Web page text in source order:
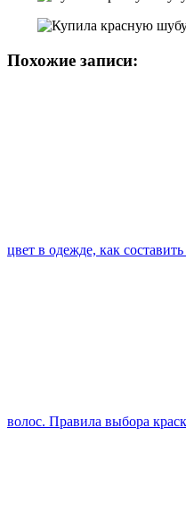
Похожие записи:
цвет в одежде, как
волос. Правила выбора